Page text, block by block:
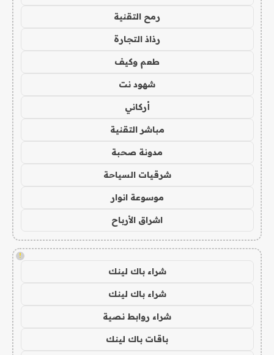
رمح التقنية
رذاذ التجارة
طعم وكيف
شهود نت
أركاني
مباشر التقنية
مدونة صحبة
شرقيات السياحة
موسوعة انوار
اشراق الأرباح
!
شراء باك لينك
شراء باك لينك
شراء روابط نصية
باقات باك لينك